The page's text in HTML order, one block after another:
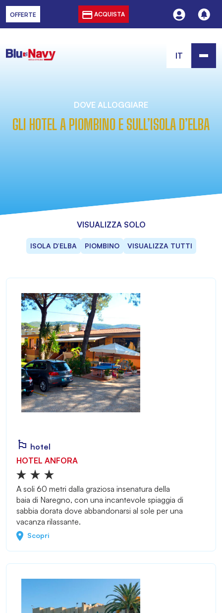
OFFERTE ACQUISTA
IT
DOVE ALLOGGIARE
GLI HOTEL A PIOMBINO E SULL’ISOLA D’ELBA
VISUALIZZA SOLO
ISOLA D’ELBA PIOMBINO VISUALIZZA TUTTI
hotel
HOTEL ANFORA
A soli 60 metri dalla graziosa insenatura della
baia di Naregno, con una incantevole spiaggia di
sabbia dorata dove abbandonarsi al sole per una
vacanza rilassante.
Scopri